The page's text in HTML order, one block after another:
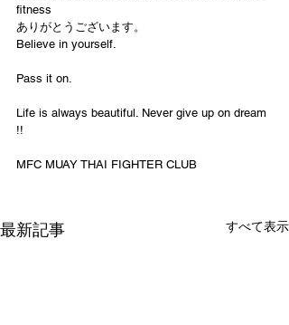
fitness
ありがとうございます。
Believe in yourself.
Pass it on.
Life is always beautiful. Never give up on dream
!!
MFC MUAY THAI FIGHTER CLUB
最新記事 すべて表示